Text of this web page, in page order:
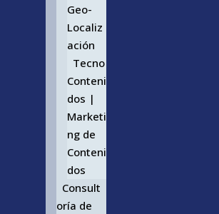
Geo-
Localiz
ación
Tecno
Conteni
dos |
Marketi
ng de
Conteni
dos
Consult
oría de